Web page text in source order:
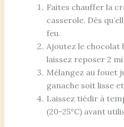
Faites chauffer la
casserole. Dès
feu.
Ajoutez le chocolat
laissez reposer 2
Mélangez au fouet
ganache soit lisse
Laissez tiédir à
(20-25°C) avant